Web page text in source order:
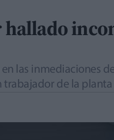
hallado
las inmediaciones
trabajador de la planta